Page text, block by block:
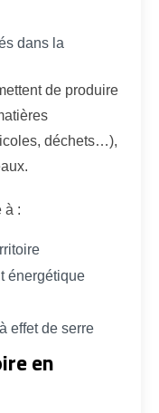
dans la
de produire
déchets…),
à :
énergétique
effet de serre
en